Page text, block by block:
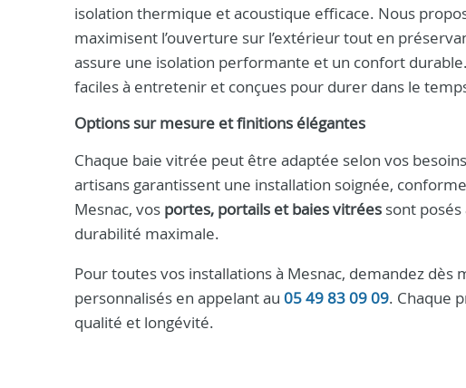
isolation thermique et acoustique efficace. Nous
maximisent l’ouverture sur l’extérieur tout en
assure une isolation performante et un confort
faciles à entretenir et conçues pour durer dans le
Options sur mesure et finitions élégantes
Chaque baie vitrée peut être adaptée selon vos
artisans garantissent une installation soignée,
Mesnac, vos portes, portails et baies vitrées sont
durabilité maximale.
Pour toutes vos installations à Mesnac, demandez
personnalisés en appelant au 05 49 83 09 09. Chaque
qualité et longévité.